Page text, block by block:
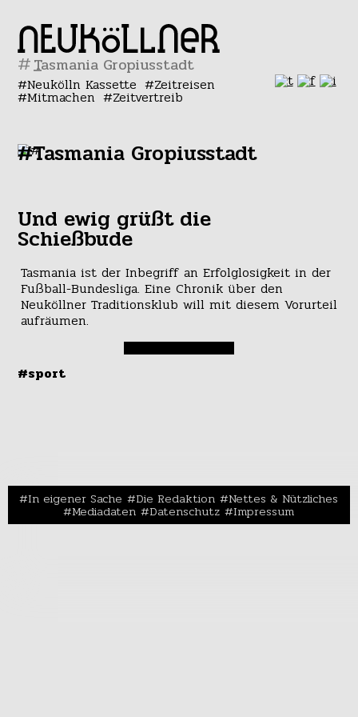
#
Neukölln Kassette Zeitreisen
Mitmachen Zeitvertreib
#Tasmania Gropiusstadt
Und ewig grüßt die
Schießbude
Tasmania ist der Inbegriff an Erfolglosigkeit in der
Fußball-Bundesliga. Eine Chronik über den
Neuköllner Traditionsklub will mit diesem Vorurteil
aufräumen.
#sport
In eigener Sache Die Redaktion Nettes & Nützliches
Mediadaten Datenschutz Impressum